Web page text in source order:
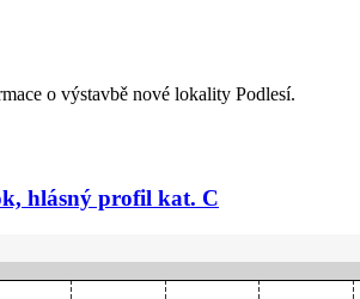
o výstavbě nové lokality Podlesí.
hlásný profil kat. C